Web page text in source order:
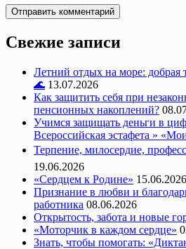
Свежие записи
Летний отдых на море: добрая
🌊 13.07.2026
Как защитить себя при
пенсионных накоплений?
Учимся защищать деньги в
Всероссийская эстафета »
Терпение, милосердие,
19.06.2026
«Сердцем к Родине» 15.06.2026
Признание в любви и
работника 08.06.2026
Открытость, забота и новые
«Моторчик в каждом сердце»
Знать, чтобы помогать: